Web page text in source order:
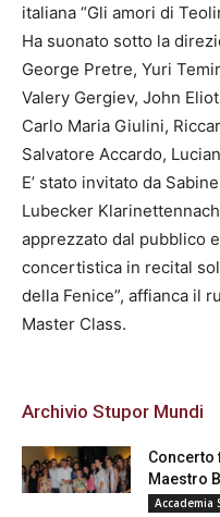
italiana “Gli amori di
Ha suonato sotto la
George Pretre, Yuri
Valery Gergiev, John
Carlo Maria Giulini,
Salvatore Accardo,
E’ stato invitato da
Lubecker
apprezzato dal pubblico
concertistica in recital
della Fenice”, affianca il
Master Class.
Archivio Stupor Mundi
Concerto
Maestro
Accademia